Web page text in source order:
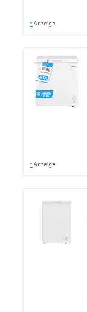
* Anzeige
* Anzeige